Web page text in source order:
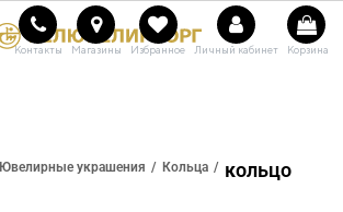
Контакты Магазины Избранное Личный кабинет Корзина
Ювелирные украшения Кольца кольцо